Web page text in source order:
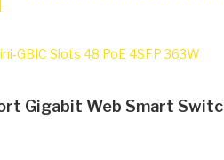
GBIC Slots 48 PoE 4SFP 363W
Gigabit Web Smart